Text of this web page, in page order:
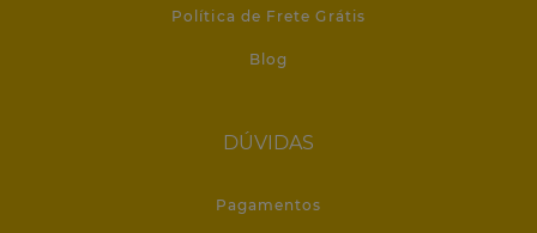
Política de Frete Grátis
Blog
DÚVIDAS
Pagamentos